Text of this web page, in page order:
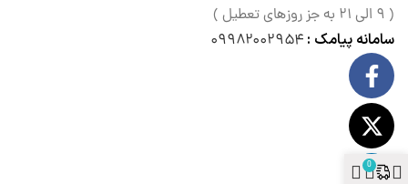
( ۹ الی ۲۱ به جز روزهای تعطیل )
سامانه پیامک : ۰۹۹۸۲۰۰۲۹۵۴
0